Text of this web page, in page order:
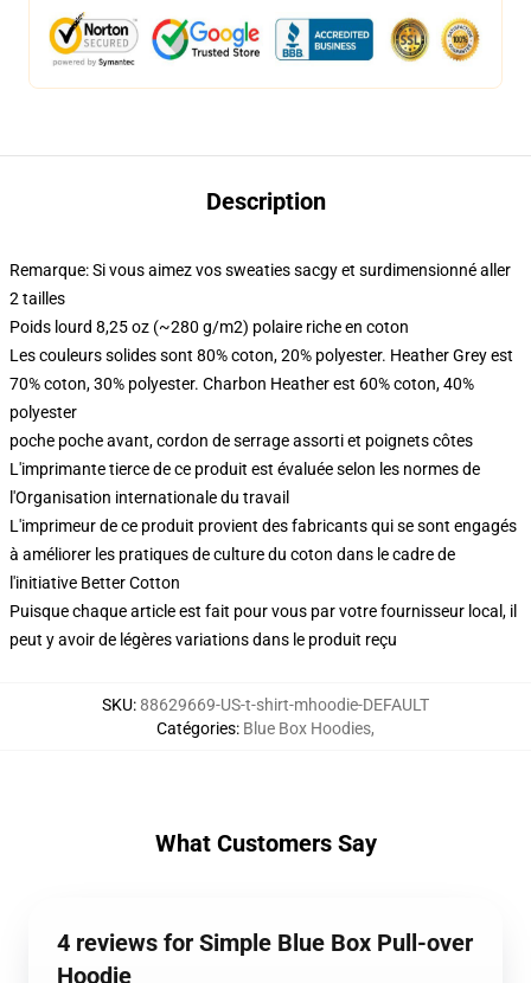
Description
Remarque: Si vous aimez vos sweaties sacgy et surdimensionné aller
2 tailles
Poids lourd 8,25 oz (~280 g/m2) polaire riche en coton
Les couleurs solides sont 80% coton, 20% polyester. Heather Grey est
70% coton, 30% polyester. Charbon Heather est 60% coton, 40%
polyester
poche poche avant, cordon de serrage assorti et poignets côtes
L'imprimante tierce de ce produit est évaluée selon les normes de
l'Organisation internationale du travail
L'imprimeur de ce produit provient des fabricants qui se sont engagés
à améliorer les pratiques de culture du coton dans le cadre de
l'initiative Better Cotton
Puisque chaque article est fait pour vous par votre fournisseur local, il
peut y avoir de légères variations dans le produit reçu
SKU:88629669-US-t-shirt-mhoodie-DEFAULT
Catégories: Blue Box Hoodies,
What Customers Say
4 reviews for Simple Blue Box Pull-over
Hoodie